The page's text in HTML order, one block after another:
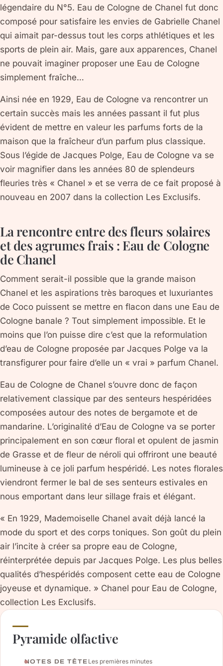
légendaire du N°5. Eau de Cologne de Chanel fut donc
composé pour satisfaire les envies de Gabrielle Chanel
qui aimait par-dessus tout les corps athlétiques et les
sports de plein air. Mais, gare aux apparences, Chanel
ne pouvait imaginer proposer une Eau de Cologne
simplement fraîche…
Ainsi née en 1929, Eau de Cologne va rencontrer un
certain succès mais les années passant il fut plus
évident de mettre en valeur les parfums forts de la
maison que la fraîcheur d’un parfum plus classique.
Sous l’égide de Jacques Polge, Eau de Cologne va se
voir magnifier dans les années 80 de splendeurs
fleuries très « Chanel » et se verra de ce fait proposé à
nouveau en 2007 dans la collection Les Exclusifs.
La rencontre entre des fleurs solaires
et des agrumes frais : Eau de Cologne
de Chanel
Comment serait-il possible que la grande maison
Chanel et les aspirations très baroques et luxuriantes
de Coco puissent se mettre en flacon dans une Eau de
Cologne banale ? Tout simplement impossible. Et le
moins que l’on puisse dire c’est que la reformulation
d’eau de Cologne proposée par Jacques Polge va la
transfigurer pour faire d’elle un « vrai » parfum Chanel.
Eau de Cologne de Chanel s’ouvre donc de façon
relativement classique par des senteurs hespéridées
composées autour des notes de bergamote et de
mandarine. L’originalité d’Eau de Cologne va se porter
principalement en son cœur floral et opulent de jasmin
de Grasse et de fleur de néroli qui offriront une beauté
lumineuse à ce joli parfum hespéridé. Les notes florales
viendront fermer le bal de ses senteurs estivales en
nous emportant dans leur sillage frais et élégant.
« En 1929, Mademoiselle Chanel avait déjà lancé la
mode du sport et des corps toniques. Son goût du plein
air l’incite à créer sa propre eau de Cologne,
réinterprétée depuis par Jacques Polge. Les plus belles
qualités d’hespéridés composent cette eau de Cologne
joyeuse et dynamique. » Chanel pour Eau de Cologne,
collection Les Exclusifs.
Pyramide olfactive
NOTES DE TÊTE Les premières minutes